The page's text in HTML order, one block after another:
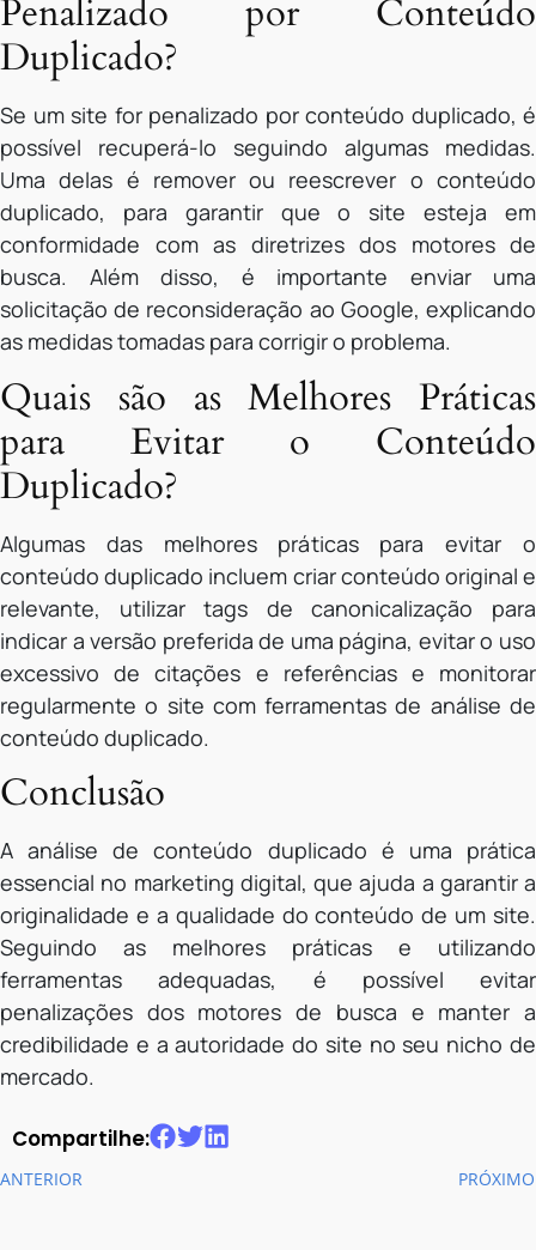
Penalizado por Conteúdo
Duplicado?
Se um site for penalizado por conteúdo duplicado, é
possível recuperá-lo seguindo algumas medidas.
Uma delas é remover ou reescrever o conteúdo
duplicado, para garantir que o site esteja em
conformidade com as diretrizes dos motores de
busca. Além disso, é importante enviar uma
solicitação de reconsideração ao Google, explicando
as medidas tomadas para corrigir o problema.
Quais são as Melhores Práticas
para Evitar o Conteúdo
Duplicado?
Algumas das melhores práticas para evitar o
conteúdo duplicado incluem criar conteúdo original e
relevante, utilizar tags de canonicalização para
indicar a versão preferida de uma página, evitar o uso
excessivo de citações e referências e monitorar
regularmente o site com ferramentas de análise de
conteúdo duplicado.
Conclusão
A análise de conteúdo duplicado é uma prática
essencial no marketing digital, que ajuda a garantir a
originalidade e a qualidade do conteúdo de um site.
Seguindo as melhores práticas e utilizando
ferramentas adequadas, é possível evitar
penalizações dos motores de busca e manter a
credibilidade e a autoridade do site no seu nicho de
mercado.
Compartilhe:
ANTERIOR PRÓXIMO